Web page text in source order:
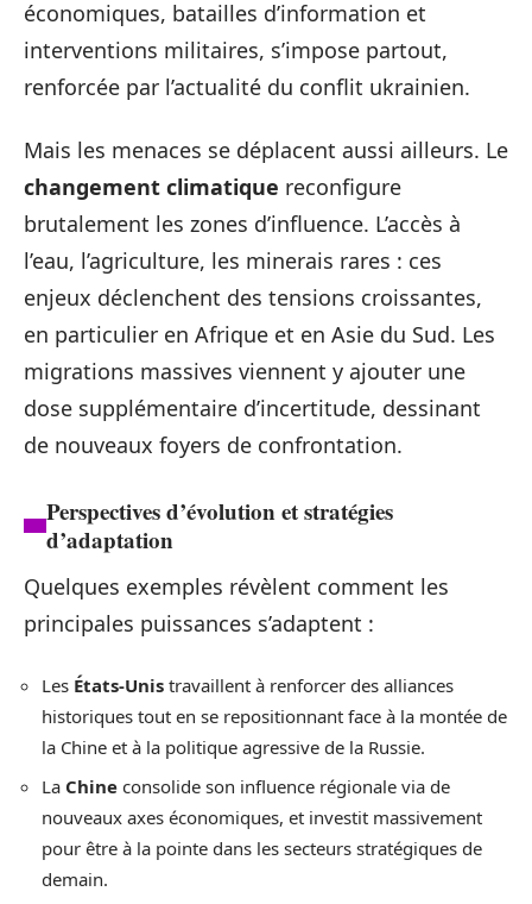
économiques, batailles d’information et
interventions militaires, s’impose partout,
renforcée par l’actualité du conflit ukrainien.
Mais les menaces se déplacent aussi ailleurs. Le
changement climatique reconfigure
brutalement les zones d’influence. L’accès à
l’eau, l’agriculture, les minerais rares : ces
enjeux déclenchent des tensions croissantes,
en particulier en Afrique et en Asie du Sud. Les
migrations massives viennent y ajouter une
dose supplémentaire d’incertitude, dessinant
de nouveaux foyers de confrontation.
Perspectives d’évolution et stratégies
d’adaptation
Quelques exemples révèlent comment les
principales puissances s’adaptent :
Les États-Unis travaillent à renforcer des alliances
historiques tout en se repositionnant face à la montée de
la Chine et à la politique agressive de la Russie.
La Chine consolide son influence régionale via de
nouveaux axes économiques, et investit massivement
pour être à la pointe dans les secteurs stratégiques de
demain.